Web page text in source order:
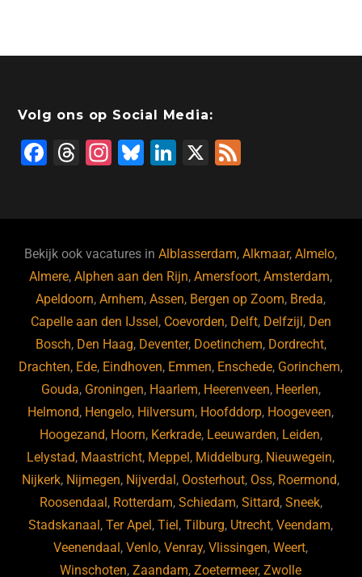
Volg ons op Social Media:
F
b
o
o
k
T
d
s
In
a
m
Bl
ky
Li
dI
n
X
Bekijk ook vacatures inAlblasserdam,Alkmaar,Almelo,
Almere,Alphen aan den Rijn,Amersfoort,Amsterdam,
Apeldoorn,Arnhem,Assen, Bergen op Zoom, Breda,
Capelle aan den IJssel, Coevorden, Delft, Delfzijl, Den
Bosch, Den Haag, Deventer, Doetinchem, Dordrecht,
Drachten, Ede, Eindhoven, Emmen, Enschede, Gorinchem,
Gouda, Groningen, Haarlem, Heerenveen, Heerlen,
Helmond, Hengelo, Hilversum, Hoofddorp, Hoogeveen,
Hoogezand, Hoorn, Kerkrade, Leeuwarden, Leiden,
Lelystad, Maastricht, Meppel, Middelburg, Nieuwegein,
Nijkerk, Nijmegen, Nijverdal, Oosterhout, Oss, Roermond,
Roosendaal, Rotterdam, Schiedam, Sittard, Sneek,
Stadskanaal,Ter Apel,Tiel,Tilburg, Utrecht,Veendam,
Veenendaal,Venlo,Venray,Vlissingen,Weert,
Winschoten,Zaandam,Zoetermeer,Zwolle